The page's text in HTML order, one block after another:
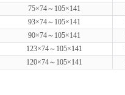
75×74～105×141
93×74～105×141
90×74～105×141
123×74～105×141
120×74～105×141